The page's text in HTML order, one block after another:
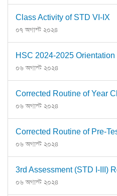
Class Activity of STD VI-IX
০৭ অগাস্ট ২০২৪
HSC 2024-2025
০৬ অগাস্ট ২০২৪
Corrected Routine of Year
০৬ অগাস্ট ২০২৪
Corrected Routine of Pre-
০৬ অগাস্ট ২০২৪
3rd Assessment (STD I-III)
০৬ অগাস্ট ২০২৪